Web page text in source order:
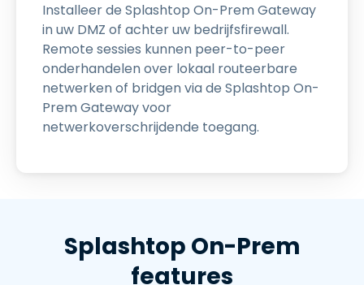
Installeer de Splashtop On-Prem Gateway
in uw DMZ of achter uw bedrijfsfirewall.
Remote sessies kunnen peer-to-peer
onderhandelen over lokaal routeerbare
netwerken of bridgen via de Splashtop On-
Prem Gateway voor
netwerkoverschrijdende toegang.
Splashtop On-Prem
features